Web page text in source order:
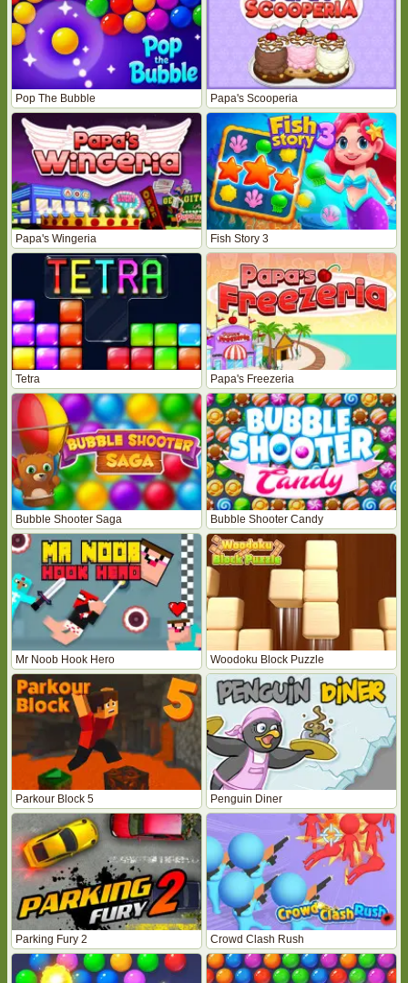
Pop The Bubble Papa's Scooperia
Papa's Wingeria Fish Story 3
Tetra Papa's Freezeria
Bubble Shooter Saga Bubble Shooter Candy
Mr Noob Hook Hero Woodoku Block Puzzle
Parkour Block 5 Penguin Diner
Parking Fury 2 Crowd Clash Rush